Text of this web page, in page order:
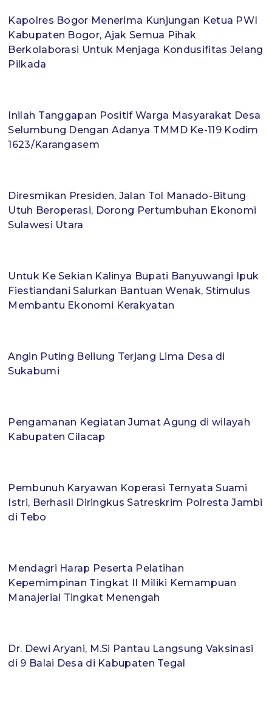
Kapolres Bogor Menerima Kunjungan Ketua PWI
Kabupaten Bogor, Ajak Semua Pihak
Berkolaborasi Untuk Menjaga Kondusifitas Jelang
Pilkada
Inilah Tanggapan Positif Warga Masyarakat Desa
Selumbung Dengan Adanya TMMD Ke-119 Kodim
1623/Karangasem
Diresmikan Presiden, Jalan Tol Manado-Bitung
Utuh Beroperasi, Dorong Pertumbuhan Ekonomi
Sulawesi Utara
Untuk Ke Sekian Kalinya Bupati Banyuwangi Ipuk
Fiestiandani Salurkan Bantuan Wenak, Stimulus
Membantu Ekonomi Kerakyatan
Angin Puting Beliung Terjang Lima Desa di
Sukabumi
Pengamanan Kegiatan Jumat Agung di wilayah
Kabupaten Cilacap
Pembunuh Karyawan Koperasi Ternyata Suami
Istri, Berhasil Diringkus Satreskrim Polresta Jambi
di Tebo
Mendagri Harap Peserta Pelatihan
Kepemimpinan Tingkat II Miliki Kemampuan
Manajerial Tingkat Menengah
Dr. Dewi Aryani, M.Si Pantau Langsung Vaksinasi
di 9 Balai Desa di Kabupaten Tegal